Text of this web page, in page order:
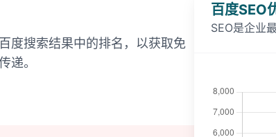
度搜索结果中的排名，以获取免
递。
百度SEO
SEO是企业